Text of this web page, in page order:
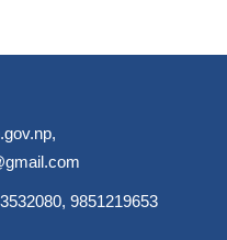
,
9851219653